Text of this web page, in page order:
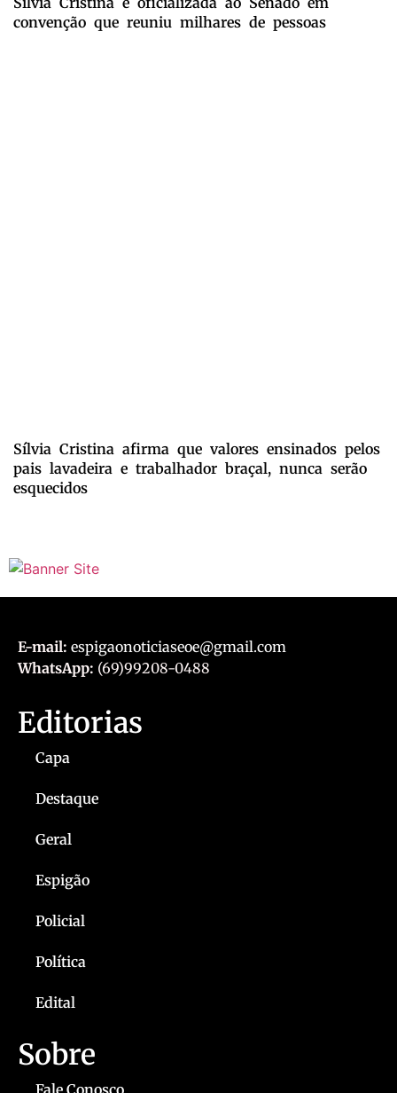
convenção que reuniu milhares de pessoas
Sílvia Cristina afirma que valores ensinados pelos
pais lavadeira e trabalhador braçal, nunca serão
esquecidos
E-mail: espigaonoticiaseoe@gmail.com
WhatsApp: (69)99208-0488
Editorias
Capa
Destaque
Geral
Espigão
Policial
Política
Edital
Sobre
Fale Conosco